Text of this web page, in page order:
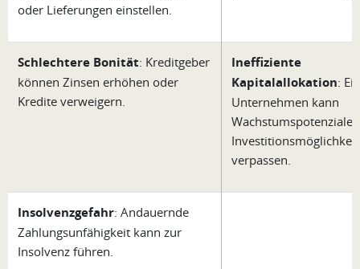
oder Lieferungen einstellen.
Schlechtere Bonität: Kreditgeber
können Zinsen erhöhen oder
Kredite verweigern.
Ineffiziente
Kapitalallokation: Ein
Unternehmen kann
Wachstumspotenziale
verpassen.
Insolvenzgefahr: Andauernde
Zahlungsunfähigkeit kann zur
Insolvenz führen.